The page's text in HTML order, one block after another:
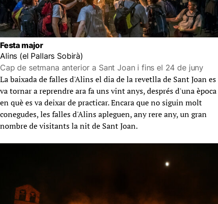
Festa major
Alins (el Pallars Sobirà)
Cap de setmana anterior a Sant Joan i fins el 24 de juny
La baixada de falles d'Alins el dia de la revetlla de Sant Joan es
va tornar a reprendre ara fa uns vint anys, després d'una època
en què es va deixar de practicar. Encara que no siguin molt
conegudes, les falles d'Alins apleguen, any rere any, un gran
nombre de visitants la nit de Sant Joan.